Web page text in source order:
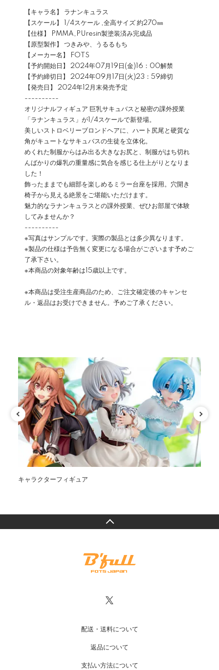
【キャラ名】 ラナンキュラス
【スケール】 1/4スケール ,全高サイズ 約270㎜
【仕様】 PMMA,PUresin製塗装済み完成品
【原型製作】 つきみや、うるるもち
【メーカー名】 FOTS
【予約開始日】 2024年07月19日(金)16：00解禁
【予約締切日】 2024年09月17日(火)23：59締切
【発売日】 2024年12月末発売予定
----------
オリジナルフィギュア 巨乳サキュバスと秘密の課外授業
「ラナンキュラス」が1/4スケールで新登場。
美しいストロベリーブロンドヘアに、ハート尻尾と硬質な
角がキュートなサキュバスの生徒を立体化。
めくれた制服からはみ出る大きなお尻と、制服がはち切れ
んばかりの爆乳の重量感に気合を感じる仕上がりとなりま
した！
飾ったままでも細部を楽しめるミラー台座を採用。穴開き
椅子から見える絶景をご堪能いただけます。
魅力的なラナンキュラスとの課外授業、ぜひお部屋で体験
してみませんか？
----------
※写真はサンプルです。実際の製品とは多少異なります。
※製品の仕様は予告無く変更になる場合がございます予めご
了承下さい。
※本商品の対象年齢は15歳以上です。
※本商品は受注生産商品のため、ご注文確定後のキャンセ
ル・返品はお受けできません。予めご了承ください。
カテゴリ
キャラクターフィギュア
配送・送料について
返品について
支払い方法について